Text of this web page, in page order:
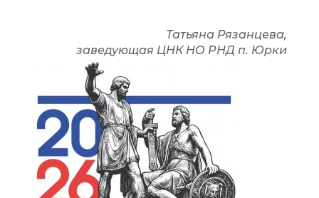
Татьяна Рязанцева,
заведующая ЦНК НО РНД п. Юрки